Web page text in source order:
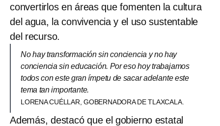
convertirlos en áreas que fomenten la cultura
del agua, la convivencia y el uso sustentable
del recurso.
No hay transformación sin conciencia y no hay
conciencia sin educación. Por eso hoy trabajamos
todos con este gran ímpetu de sacar adelante este
tema tan importante.
LORENA CUÉLLAR, GOBERNADORA DE TLAXCALA.
Además, destacó que el gobierno estatal